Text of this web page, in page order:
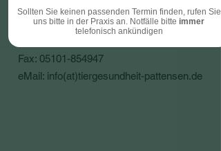
Sollten Sie keinen passenden Termin finden, rufen Sie
uns bitte in der Praxis an. Notfälle bitte immer
telefonisch ankündigen
Göttinger Str. 63
30982 Pattensen
Fax: 05101-854947
eMail: info(at)tiergesundheit-pattensen.de